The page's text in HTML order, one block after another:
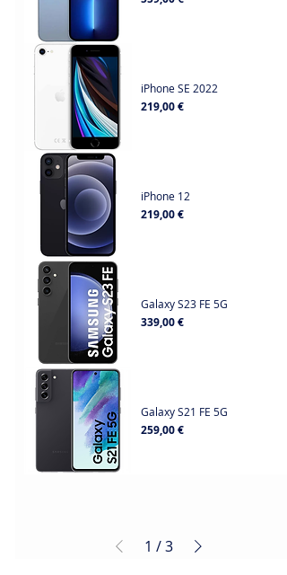
iPhone SE 2022
Prix
219,00 €
iPhone 12
Prix
219,00 €
Galaxy S23 FE 5G
Prix
339,00 €
Galaxy S21 FE 5G
Prix
259,00 €
1 /3